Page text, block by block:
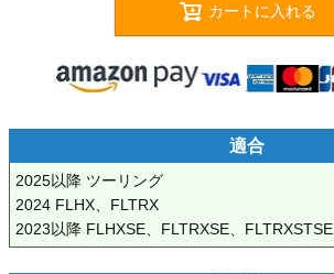
カートに入れる
適合
2025以降 ツーリング
2024 FLHX、FLTRX
2023以降 FLHXSE、FLTRXSE、FLTRXSTSE